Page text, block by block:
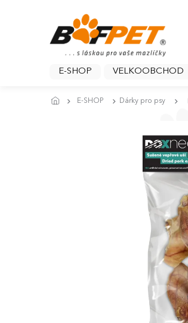
E-SHOP VELKOOBCHOD
E-SHOP Dárky pro psy